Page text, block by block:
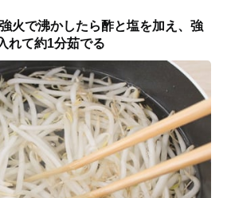
火で沸かしたら酢と塩を加え、強
れて約1分茹でる